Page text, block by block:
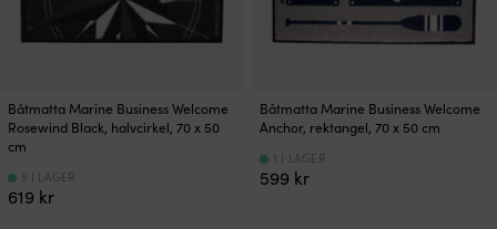
Båtmatta Marine Business Welcome
Rosewind Black, halvcirkel, 70 x 50
cm
619 kr
5 I LAGER
Båtmatta Marine Business Welcome
Anchor, rektangel, 70 x 50 cm
599 kr
1 I LAGER